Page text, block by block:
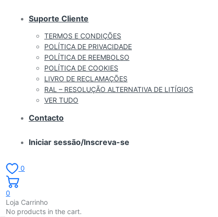
Suporte Cliente
TERMOS E CONDIÇÕES
POLÍTICA DE PRIVACIDADE
POLÍTICA DE REEMBOLSO
POLÍTICA DE COOKIES
LIVRO DE RECLAMAÇÕES
RAL – RESOLUÇÃO ALTERNATIVA DE LITÍGIOS
VER TUDO
Contacto
Iniciar sessão/Inscreva-se
0
0
Loja Carrinho
No products in the cart.